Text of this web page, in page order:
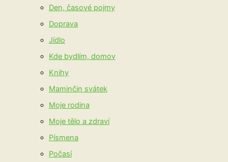
Den, časové pojmy
Doprava
Jídlo
Kde bydlím, domov
Knihy
Maminčin svátek
Moje rodina
Moje tělo a zdraví
Písmena
Počasí